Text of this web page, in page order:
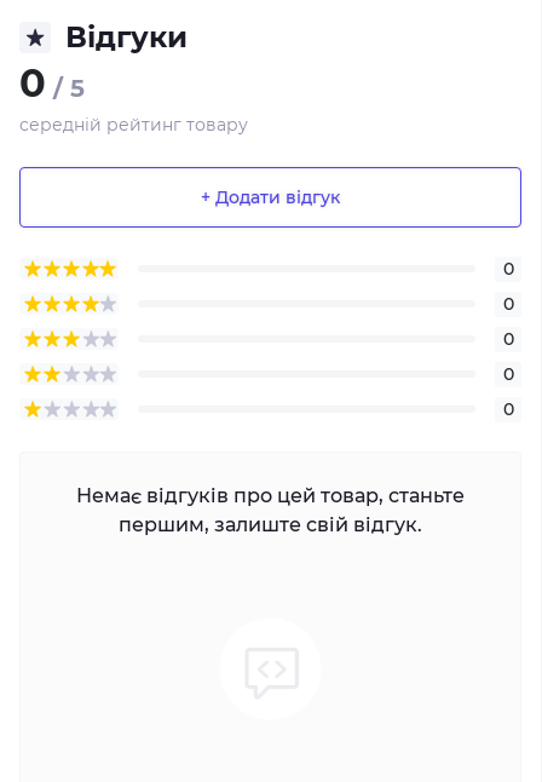
Відгуки
0 / 5
середній рейтинг товару
+ Додати відгук
0
0
0
0
0
Немає відгуків про цей товар, станьте
першим, залиште свій відгук.